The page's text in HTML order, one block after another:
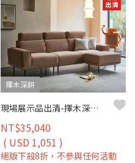
擇木深耕
現場展示品出清-擇木深耕-馬德諾L型貓抓布沙發
NT$35,040
( USD 1,051 )
絕版下殺8折，不參與任何活動